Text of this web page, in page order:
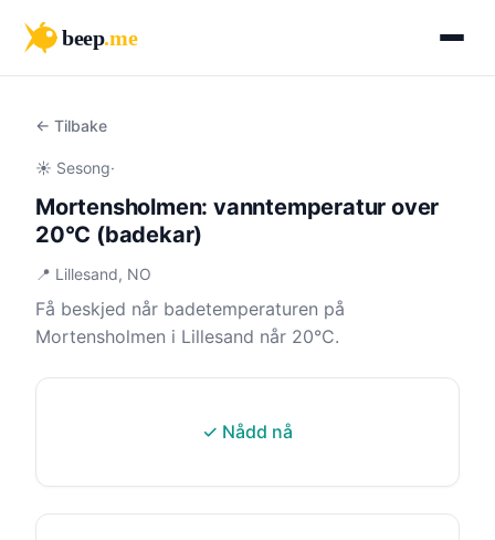
beep.me
← Tilbake
☀️ Sesong·
Mortensholmen: vanntemperatur over
20°C (badekar)
📍 Lillesand, NO
Få beskjed når badetemperaturen på
Mortensholmen i Lillesand når 20°C.
✓ Nådd nå